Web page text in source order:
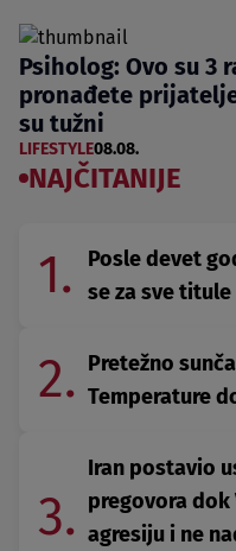
Psiholog: Ovo su 3
pronađete
su tužni
LIFESTYLE08.08.
NAJČITANIJE
1.
Posle devet
se za sve titule
2. Pretežno
Temperature
3.
Iran postavio
pregovora dok
agresiju i ne